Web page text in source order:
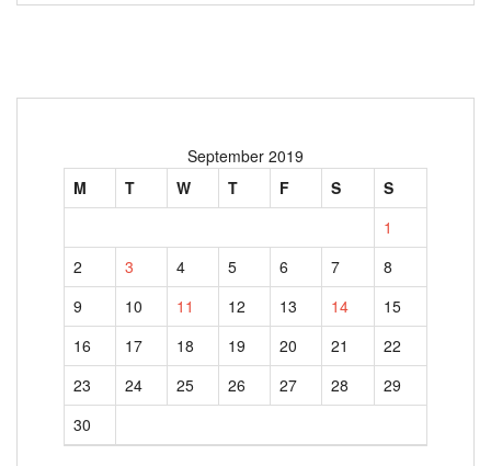
September 2019
M
T W T F S
S
1
2
3 4 5 6 7
8
9
10 11 12 13 14
15
16
17 18 19 20 21
22
23
24 25 26 27 28
29
30